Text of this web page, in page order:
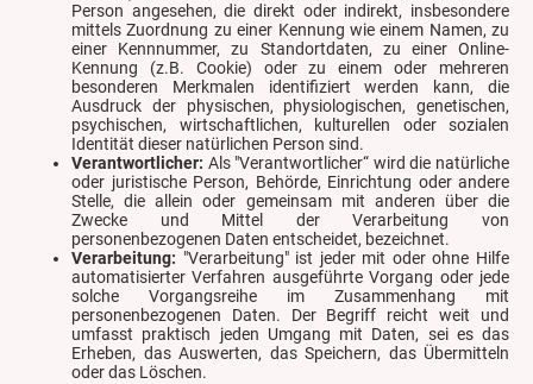
Person angesehen, die direkt oder indirekt, insbesondere
mittels Zuordnung zu einer Kennung wie einem Namen, zu
einer Kennnummer, zu Standortdaten, zu einer Online-
Kennung (z.B. Cookie) oder zu einem oder mehreren
besonderen Merkmalen identifiziert werden kann, die
Ausdruck der physischen, physiologischen, genetischen,
psychischen, wirtschaftlichen, kulturellen oder sozialen
Identität dieser natürlichen Person sind.
Verantwortlicher: Als "Verantwortlicher“ wird die natürliche
oder juristische Person, Behörde, Einrichtung oder andere
Stelle, die allein oder gemeinsam mit anderen über die
Zwecke und Mittel der Verarbeitung von
personenbezogenen Daten entscheidet, bezeichnet.
Verarbeitung: "Verarbeitung" ist jeder mit oder ohne Hilfe
automatisierter Verfahren ausgeführte Vorgang oder jede
solche Vorgangsreihe im Zusammenhang mit
personenbezogenen Daten. Der Begriff reicht weit und
umfasst praktisch jeden Umgang mit Daten, sei es das
Erheben, das Auswerten, das Speichern, das Übermitteln
oder das Löschen.